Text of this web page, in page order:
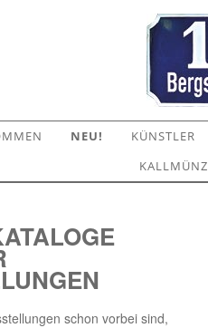
NEU! KÜNSTLER
KALLMÜNZ
schon vorbei sind,